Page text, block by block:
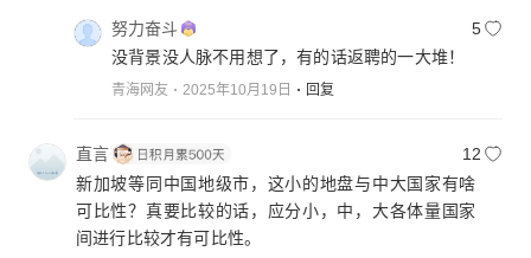
努力奋斗
5
没背景没人脉不用想了，有的话返聘的一大堆！
青海网友 2025年10月19日 回复
直言
12
新加坡等同中国地级市，这小的地盘与中大国家有啥
可比性？真要比较的话，应分小，中，大各体量国家
间进行比较才有可比性。